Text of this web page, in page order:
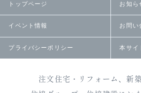
トップページ お知ら
イベント情報 お問い
プライバシーポリシー 本サイ
注文住宅・リフォーム、新